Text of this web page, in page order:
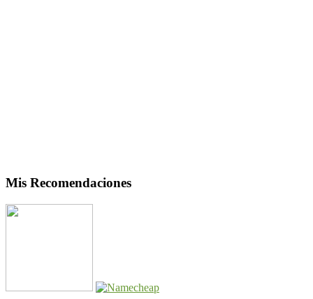
Mis Recomendaciones